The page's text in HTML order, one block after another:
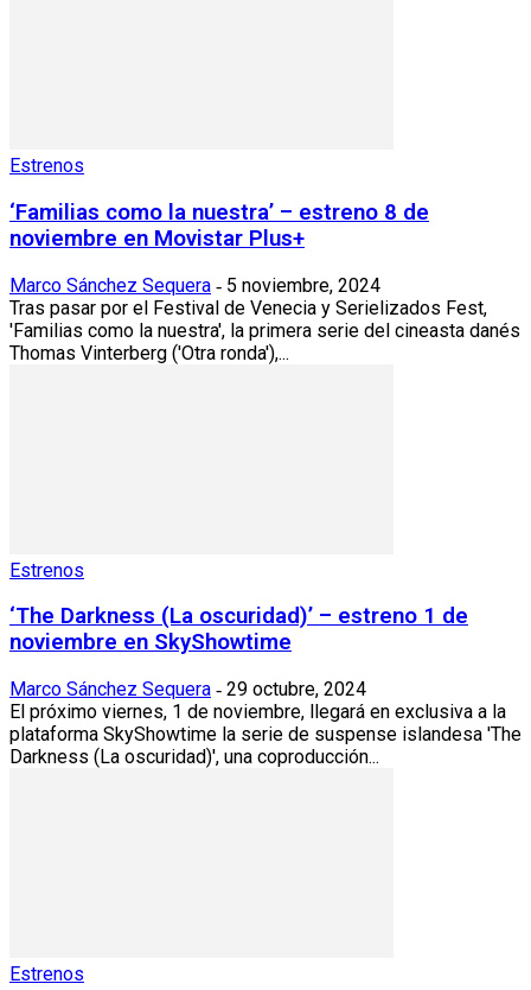
Estrenos
‘Familias como la nuestra’ – estreno 8 de
noviembre en Movistar Plus+
Marco Sánchez Sequera - 5 noviembre, 2024
Tras pasar por el Festival de Venecia y Serielizados Fest,
'Familias como la nuestra', la primera serie del cineasta danés
Thomas Vinterberg ('Otra ronda'),...
Estrenos
‘The Darkness (La oscuridad)’ – estreno 1 de
noviembre en SkyShowtime
Marco Sánchez Sequera - 29 octubre, 2024
El próximo viernes, 1 de noviembre, llegará en exclusiva a la
plataforma SkyShowtime la serie de suspense islandesa 'The
Darkness (La oscuridad)', una coproducción...
Estrenos